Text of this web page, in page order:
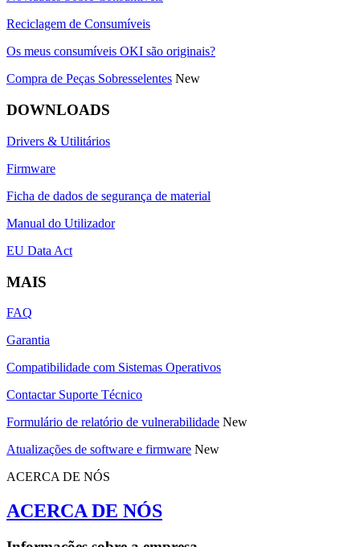
Reciclagem de Consumíveis
Os meus consumíveis OKI são originais?
Compra de Peças Sobresselentes New
DOWNLOADS
Drivers & Utilitários
Firmware
Ficha de dados de segurança de material
Manual do Utilizador
EU Data Act
MAIS
FAQ
Garantia
Compatibilidade com Sistemas Operativos
Contactar Suporte Técnico
Formulário de relatório de vulnerabilidade New
Atualizações de software e firmware New
ACERCA DE NÓS
ACERCA DE NÓS